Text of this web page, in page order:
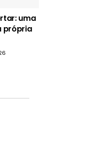
uma
própria